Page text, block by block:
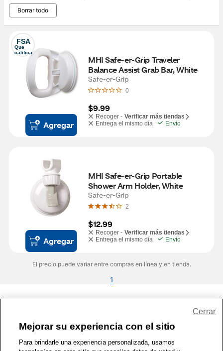
Borrar todo
FSA
Que
califica
Agregar
MHI Safe-er-Grip Traveler
Balance Assist Grab Bar, White
Safe-er-Grip
0
$9.99
Recoger - Verificar más tiendas
Entrega el mismo día
Envío
Agregar
MHI Safe-er-Grip Portable
Shower Arm Holder, White
Safe-er-Grip
2
$12.99
Recoger - Verificar más tiendas
Entrega el mismo día
Envío
El precio puede variar entre compras en línea y en tienda.
1
1-800-679-9691 | Contáctenos | Términos de Uso | Accesibilidad
Mejorar su experiencia con el sitio
Para brindarle una experiencia personalizada, usamos
Cerrar